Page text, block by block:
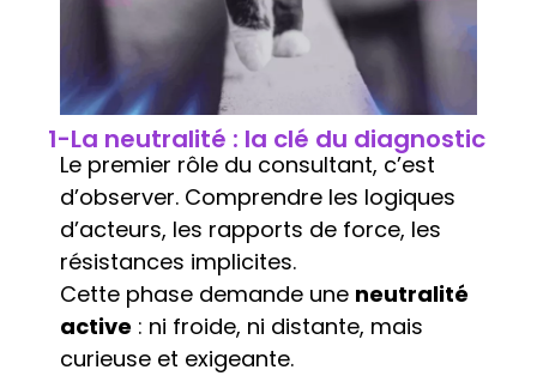
1-La neutralité : la clé du diagnostic
Le premier rôle du consultant, c’est
d’observer. Comprendre les logiques
d’acteurs, les rapports de force, les
résistances implicites.
Cette phase demande une neutralité
active : ni froide, ni distante, mais
curieuse et exigeante.